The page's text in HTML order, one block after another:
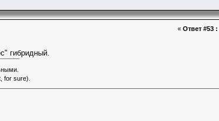
« Ответ #53 :
гибридный.
for sure).